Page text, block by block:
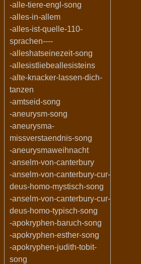
-alle-tiere-engl-song
-alles-in-allem
-alles-ist-quelle-110-
sprachen----
-alleshatseinezeit-song
-allesistliebeallesisteins
-alte-knacker-lassen-dich-
tanzen
-amtseid-song
-aneurysm-song
-aneurysma-
missverstaendnis-song
-aneurysmaweihnacht
-anselm-von-canterbury
-anselm-von-canterbury-cur-
deus-homo-mystisch-song
-anselm-von-canterbury-cur-
deus-homo-typisch-song
-apokryphen-baruch-song
-apokryphen-esther-song
-apokryphen-judith-tobit-
song